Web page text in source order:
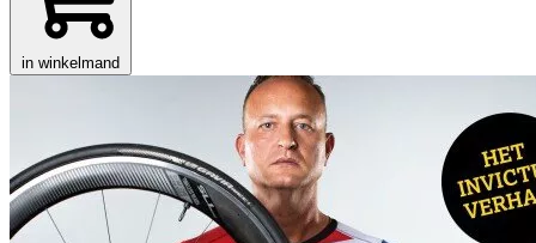
in winkelmand